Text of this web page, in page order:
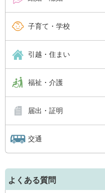
子育て・学校
引越・住まい
福祉・介護
届出・証明
交通
よくある質問